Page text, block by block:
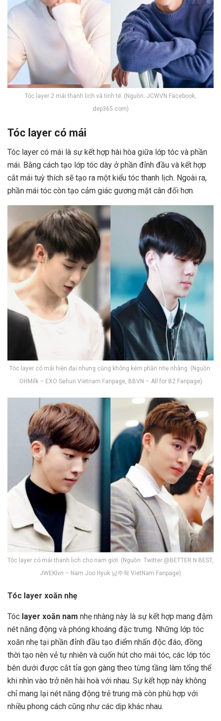
Tóc layer 2 mái thanh lịch và tinh tế. (Nguồn: JCWVN Facebook,
dep365.com)
Tóc layer có mái
Tóc layer có mái là sự kết hợp hài hòa giữa lớp tóc và phần
mái. Bằng cách tạo lớp tóc dày ở phần đỉnh đầu và kết hợp
cắt mái tuỳ thích sẽ tạo ra một kiểu tóc thanh lịch. Ngoài ra,
phần mái tóc còn tạo cảm giác gương mặt cân đối hơn.
Tóc layer có mái hiện đại nhưng cũng không kém phần nhẹ nhàng. (Nguồn:
OHMilk – EXO Sehun Vietnam Fanpage, BBVN – All for B2 Fanpage)
Tóc layer có mái thanh lịch cho nam giới. (Nguồn: Twitter @BETTER N BEST,
JWEKIvn – Nam Joo Hyuk 남주혁 VietNam Fanpage)
Tóc layer xoăn nhẹ
Tóc layer xoăn nam nhẹ nhàng này là sự kết hợp mang đậm
nét năng động và phóng khoáng đặc trưng. Những lớp tóc
xoăn nhẹ tại phần đỉnh đầu tạo điểm nhấn độc đáo, đồng
thời tạo nên vẻ tự nhiên và cuốn hút cho mái tóc, các lớp tóc
bên dưới được cắt tỉa gọn gàng theo từng tầng làm tổng thể
khi nhìn vào trở nên hài hoà với nhau. Sự kết hợp này không
chỉ mang lại nét năng động trẻ trung mà còn phù hợp với
nhiều phong cách cũng như các dịp khác nhau.